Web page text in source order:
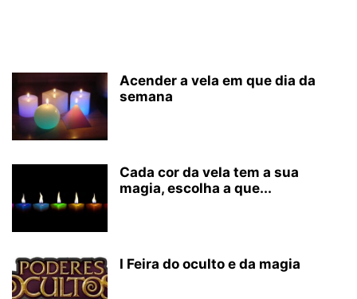
Acender a vela em que dia da
semana
Cada cor da vela tem a sua
magia, escolha a que...
I Feira do oculto e da magia